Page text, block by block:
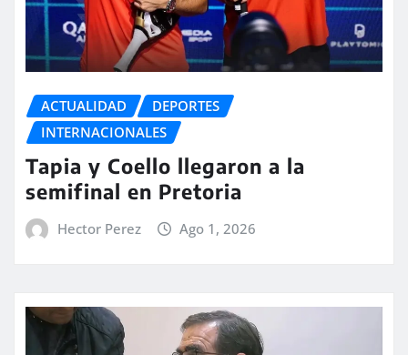
ACTUALIDAD
DEPORTES
INTERNACIONALES
Tapia y Coello llegaron a la
semifinal en Pretoria
Hector Perez Ago 1, 2026